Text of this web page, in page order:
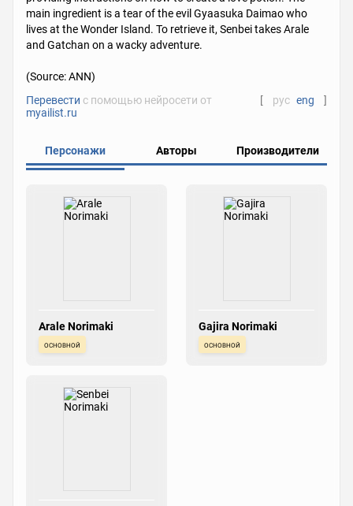
main ingredient is a tear of the evil Gyaasuka Daimao who
lives at the Wonder Island. To retrieve it, Senbei takes Arale
and Gatchan on a wacky adventure.
(Source: ANN)
Перевести с помощью нейросети от
myailist.ru
[ рус eng ]
Персонажи Авторы Производители
Arale Norimaki
основной
Gajira Norimaki
основной